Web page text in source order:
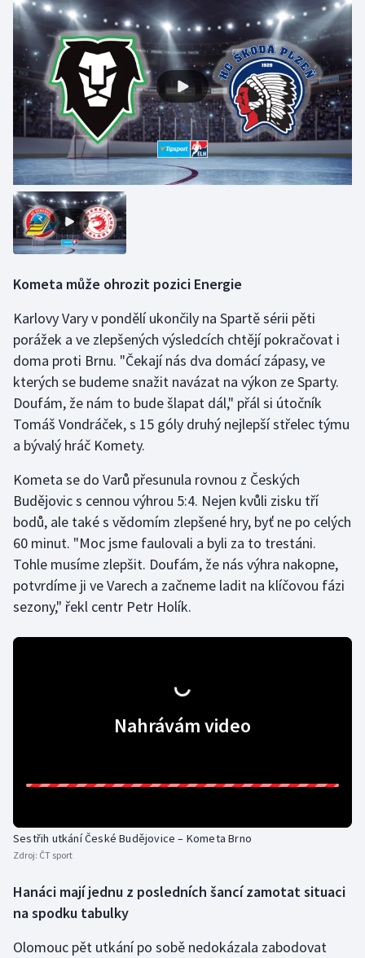
Kometa může ohrozit pozici Energie
Karlovy Vary v pondělí ukončily na Spartě sérii pěti
porážek a ve zlepšených výsledcích chtějí pokračovat i
doma proti Brnu. "Čekají nás dva domácí zápasy, ve
kterých se budeme snažit navázat na výkon ze Sparty.
Doufám, že nám to bude šlapat dál," přál si útočník
Tomáš Vondráček, s 15 góly druhý nejlepší střelec týmu
a bývalý hráč Komety.
Kometa se do Varů přesunula rovnou z Českých
Budějovic s cennou výhrou 5:4. Nejen kvůli zisku tří
bodů, ale také s vědomím zlepšené hry, byť ne po celých
60 minut. "Moc jsme faulovali a byli za to trestáni.
Tohle musíme zlepšit. Doufám, že nás výhra nakopne,
potvrdíme ji ve Varech a začneme ladit na klíčovou fázi
sezony," řekl centr Petr Holík.
Nahrávám video
Sestřih utkání České Budějovice – Kometa Brno
Zdroj: ČT sport
Hanáci mají jednu z posledních šancí zamotat situaci
na spodku tabulky
Olomouc pět utkání po sobě nedokázala zabodovat